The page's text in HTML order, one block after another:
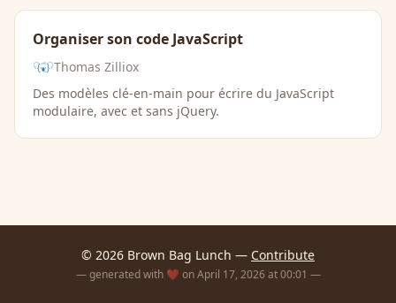
Organiser son code JavaScript
Thomas Zilliox
Des modèles clé-en-main pour écrire du JavaScript
modulaire, avec et sans jQuery.
© 2026 Brown Bag Lunch — Contribute
— generated with ❤️ on April 17, 2026 at 00:01 —